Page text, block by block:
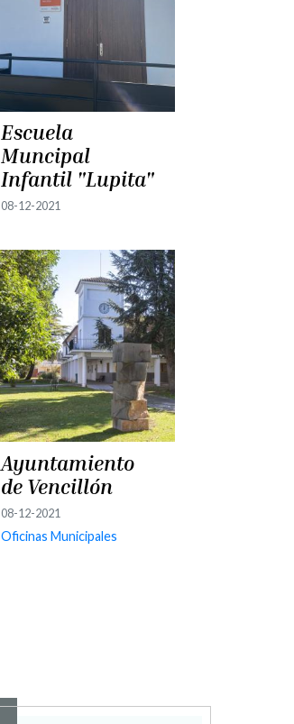
Escuela
Muncipal
Infantil "Lupita"
08-12-2021
Ayuntamiento
de Vencillón
08-12-2021
Oficinas Municipales